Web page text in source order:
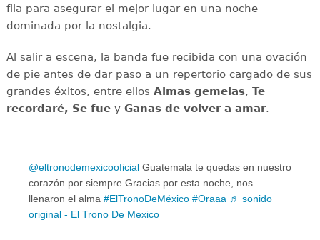
fila para asegurar el mejor lugar en una noche
dominada por la nostalgia.
Al salir a escena, la banda fue recibida con una ovación
de pie antes de dar paso a un repertorio cargado de sus
grandes éxitos, entre ellos Almas gemelas, Te
recordaré, Se fuey Ganas de volver a amar.
@eltronodemexicooficial Guatemala te quedas en nuestro
corazón por siempre Gracias por esta noche, nos
llenaron el alma #ElTronoDeMéxico #Oraaa ♬ sonido
original - El Trono De Mexico